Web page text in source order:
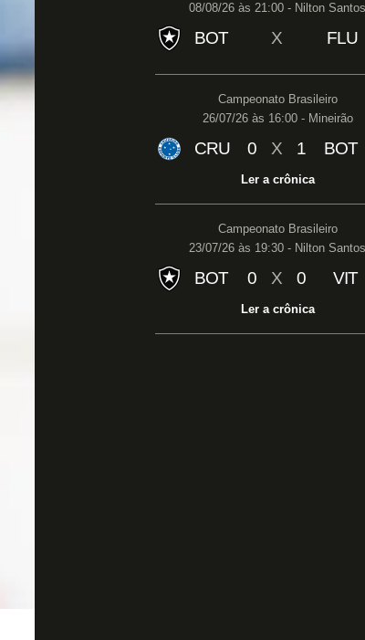
08/08/26 às 21:00 - Nilton Santos
BOT X FLU
Campeonato Brasileiro
26/07/26 às 16:00 - Mineirão
CRU 0 X 1 BOT
Ler a crônica
Campeonato Brasileiro
23/07/26 às 19:30 - Nilton Santos
BOT 0 X 0 VIT
Ler a crônica